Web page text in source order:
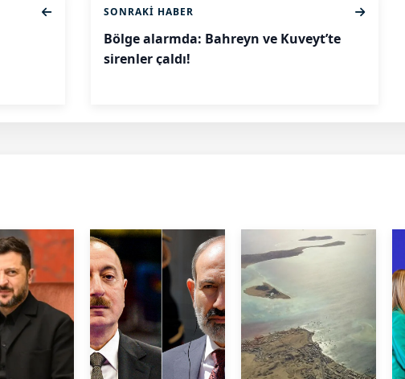
SONRAKI HABER
Bölge alarmda: Bahreyn ve Kuveyt’te
sirenler çaldı!